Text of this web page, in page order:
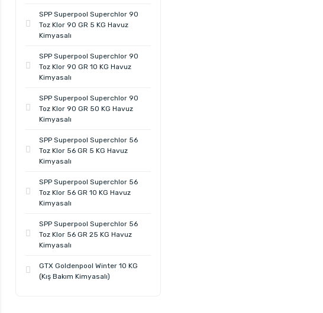
SPP Superpool Superchlor 90
Toz Klor 90 GR 5 KG Havuz
Kimyasalı
SPP Superpool Superchlor 90
Toz Klor 90 GR 10 KG Havuz
Kimyasalı
SPP Superpool Superchlor 90
Toz Klor 90 GR 50 KG Havuz
Kimyasalı
SPP Superpool Superchlor 56
Toz Klor 56 GR 5 KG Havuz
Kimyasalı
SPP Superpool Superchlor 56
Toz Klor 56 GR 10 KG Havuz
Kimyasalı
SPP Superpool Superchlor 56
Toz Klor 56 GR 25 KG Havuz
Kimyasalı
GTX Goldenpool Winter 10 KG
(Kış Bakım Kimyasalı)